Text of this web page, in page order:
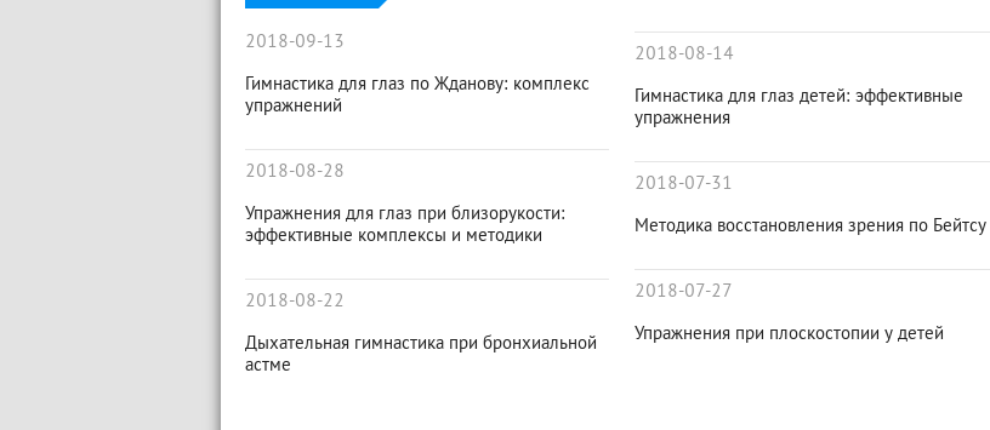
2018-09-13
Гимнастика для глаз по Жданову: комплекс
упражнений
2018-08-28
Упражнения для глаз при близорукости:
эффективные комплексы и методики
2018-08-22
Дыхательная гимнастика при бронхиальной
астме
2018-08-14
Гимнастика для глаз детей: эффективные
упражнения
2018-07-31
Методика восстановления зрения по Бейтсу
2018-07-27
Упражнения при плоскостопии у детей